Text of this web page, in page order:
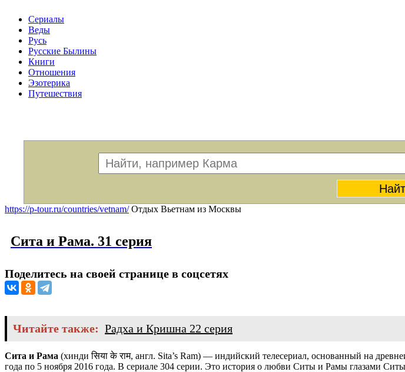
Сериалы
Веды
Русь
Русские Былины
Книги
Отношения
Эзотерика
Путешествия
https://p-tour.ru/countries/vetnam/Отдых Вьетнам из Москвы
Сита и Рама. 31 серия
Поделитесь на своей странице в соцсетях
Читайте также: Радха и Кришна 22 серия
Сита и Рама (хиндиसिया के राम, англ. Sita’s Ram) — индийский телесериал, основанный на
года по 5 ноября 2016 года. В сериале 304 серии. Это история о любви Ситы и Рамы глазами